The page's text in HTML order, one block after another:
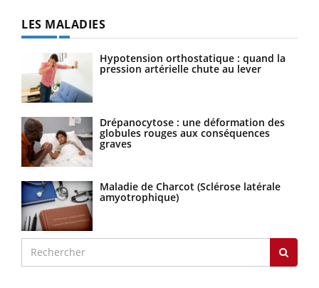
LES MALADIES
Hypotension orthostatique : quand la
pression artérielle chute au lever
Drépanocytose : une déformation des
globules rouges aux conséquences
graves
Maladie de Charcot (Sclérose latérale
amyotrophique)